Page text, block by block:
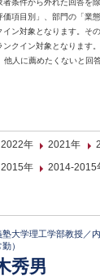
条件から外れた回答を
項目別」、部門の「業
ン対象となります。そ
クイン対象となります。
人に薦めたくないと回
2022年 2021年
2015年 2014-2015
塾大学理工学部教授／
）
秀男